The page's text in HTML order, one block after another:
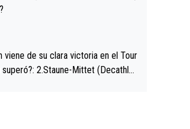
viene de su clara victoria en el Tour
2.Staune-Mittet (Decathlo